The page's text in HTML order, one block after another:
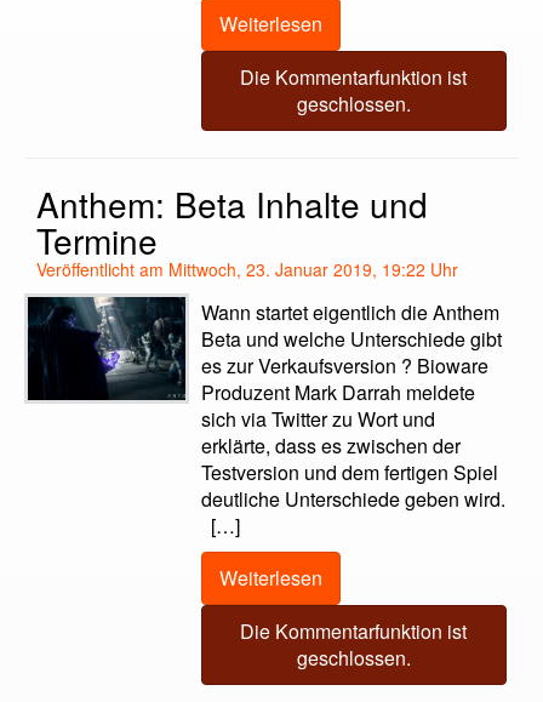
Weiterlesen
Die Kommentarfunktion ist
geschlossen.
Anthem: Beta Inhalte und
Termine
Veröffentlicht am Mittwoch, 23. Januar 2019, 19:22 Uhr
Wann startet eigentlich die Anthem
Beta und welche Unterschiede gibt
es zur Verkaufsversion ? Bioware
Produzent Mark Darrah meldete
sich via Twitter zu Wort und
erklärte, dass es zwischen der
Testversion und dem fertigen Spiel
deutliche Unterschiede geben wird.
[…]
Weiterlesen
Die Kommentarfunktion ist
geschlossen.